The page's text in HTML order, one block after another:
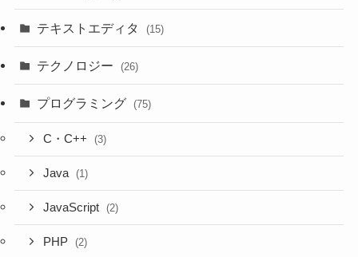
テキストエディタ (15)
テクノロジー (26)
プログラミング (75)
C・C++ (3)
Java (1)
JavaScript (2)
PHP (2)